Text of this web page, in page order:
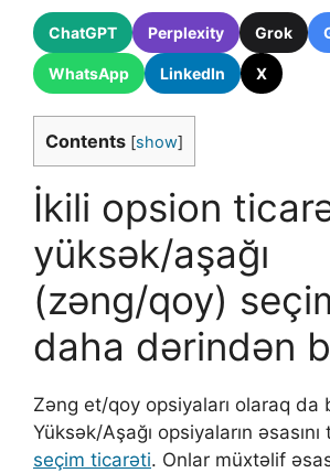
ChatGPT Perplexity Grok
WhatsApp LinkedIn X
Contents [show]
İkili opsion
yüksək/aşağı
(zəng/qoy)
daha dərindən
Zəng et/qoy opsiyaları olaraq da
Yüksək/Aşağı opsiyaların
seçim ticarəti. Onlar müxtəlif